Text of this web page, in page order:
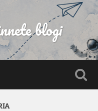
blogi